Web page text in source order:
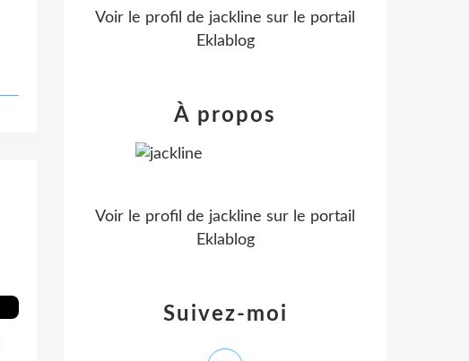
Voir le profil de jackline sur le portail
Eklablog
Suivez-moi
À propos
Voir le profil de jackline sur le portail
Eklablog